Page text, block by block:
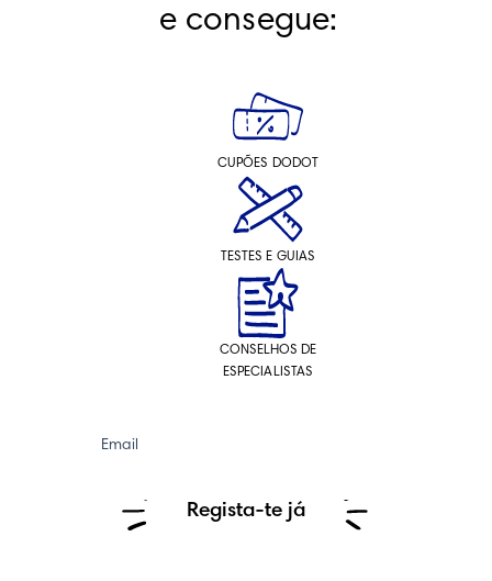
e consegue:
CUPÕES DODOT
TESTES E GUIAS
CONSELHOS DE
ESPECIALISTAS
Email
Regista-te já